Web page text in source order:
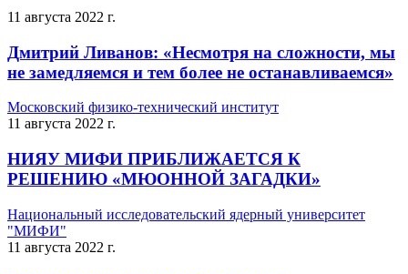
11 августа 2022 г.
Дмитрий Ливанов: «Несмотря на сложности, мы
не замедляемся и тем более не останавливаемся»
Московский физико-технический институт
11 августа 2022 г.
НИЯУ МИФИ ПРИБЛИЖАЕТСЯ К
РЕШЕНИЮ «МЮОННОЙ ЗАГАДКИ»
Национальный исследовательский ядерный университет
"МИФИ"
11 августа 2022 г.